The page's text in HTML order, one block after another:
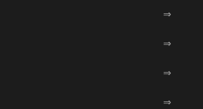
⇒
⇒
⇒
⇒